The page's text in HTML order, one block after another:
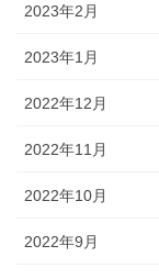
2023年2月
2023年1月
2022年12月
2022年11月
2022年10月
2022年9月